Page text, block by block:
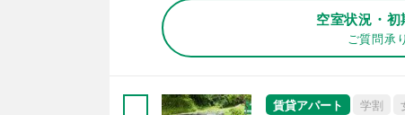
空室状況・
ご質問承
賃貸アパート 学割